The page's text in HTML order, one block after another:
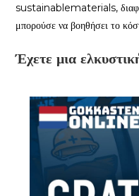
sustainablematerials,
μπορούσε να βοηθήσει το
Έχετε μια